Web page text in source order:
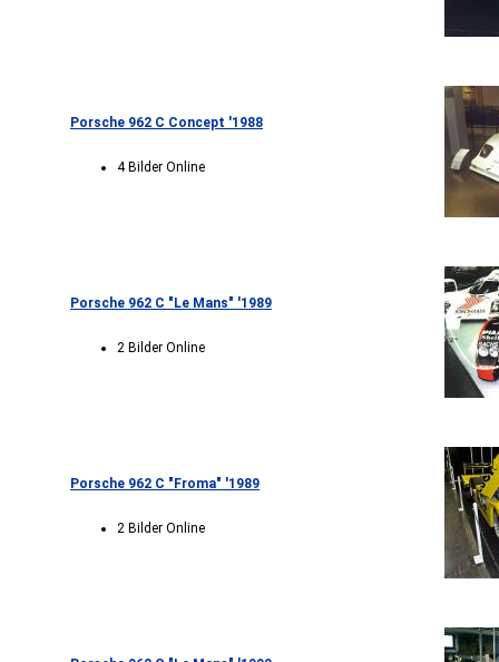
Porsche 962 C Concept '1988
4 Bilder Online
Porsche 962 C "Le Mans" '1989
2 Bilder Online
Porsche 962 C "Froma" '1989
2 Bilder Online